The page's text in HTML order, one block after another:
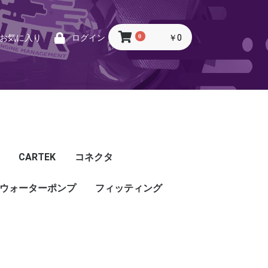
気に入り ログイン 0 ￥0
CARTEK
CARTEK
コネクタ
Lambda
Ignition
Injector
Throttle. Accele
Honda
Subaru
Toyota
Mazda
Mitsubishi
Nissan
Porsche
その他
ウォーターポンプ フィッティング